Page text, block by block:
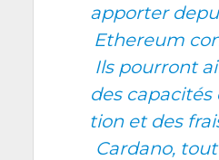
appor­ter
Ethe­reum
Ils pour­ront
des
tion et des
Car­da­no,